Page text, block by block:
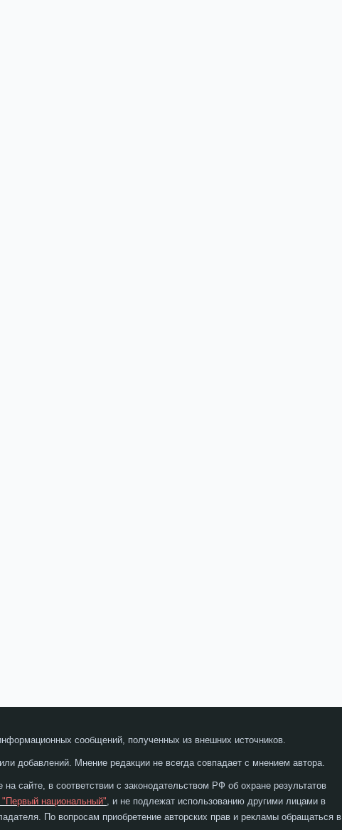
сообщений, полученных из внешних источников.
добавлений. Мнение редакции не всегда совпадает с мнением автора.
сайте, в соответствии с законодательством РФ об охране результатов
национальный" , и не подлежат использованию другими лицами в
По вопросам приобретение авторских прав и рекламы обращаться в